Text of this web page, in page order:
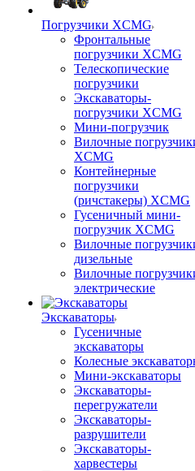
Погрузчики XCMG
Фронтальные
погрузчики XCMG
Телескопические
погрузчики
Экскаваторы-
погрузчики XCMG
Мини-погрузчик
Вилочные
XCMG
Контейнерные
погрузчики
(ричстакеры) XCMG
Гусеничный мини-
погрузчик XCMG
Вилочные
дизельные
Вилочные
электрические
Экскаваторы
Гусеничные
экскаваторы
Колесные
Мини-экскаваторы
Экскаваторы-
перегружатели
Экскаваторы-
разрушители
Экскаваторы-
харвестеры